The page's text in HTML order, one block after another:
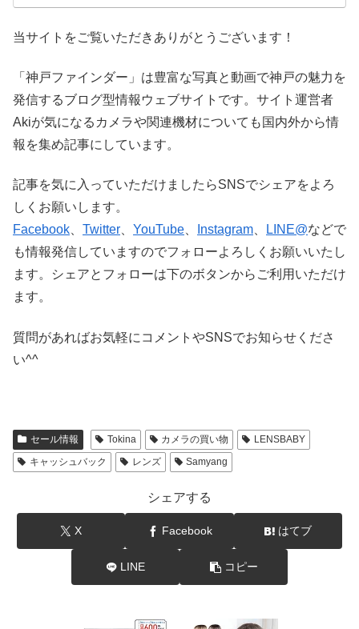
当サイトをご覧いただきありがとうございます！
「神戸ファインダー」は豊富な写真と動画で神戸の魅力を
発信するブログ型情報ウェブサイトです。サイト運営者
Akiが気になるカメラや関連機材についても国内外から情
報を集め記事にしています。
記事を気に入っていただけましたらSNSでシェアをよろ
しくお願いします。
Facebook、 Twitter、 YouTube、 Instagram、 LINE@などで
も情報発信していますのでフォローよろしくお願いいたし
ます。シェアとフォローは下のボタンからご利用いただけ
ます。
質問があればお気軽にコメントやSNSでお知らせくださ
い^^
セール情報 Tokina カメラの買い物
LENSBABY
キャッシュバック
レンズ Samyang
シェアする
X Facebook はてブ
LINE コピー